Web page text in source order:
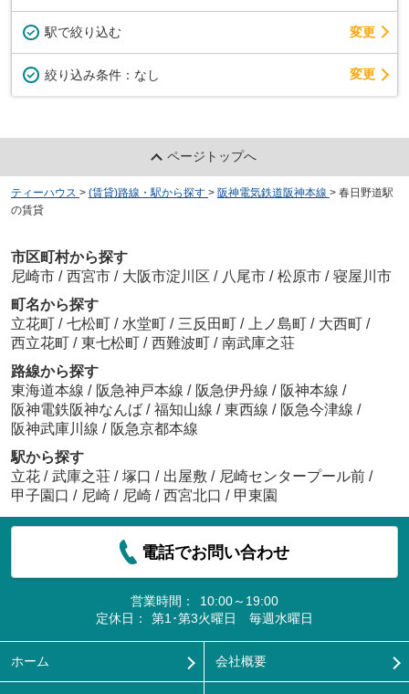
駅で絞り込む 変更
絞り込み条件： なし 変更
ページトップへ
ティーハウス > (賃貸)路線・駅から探す > 阪神電気鉄道阪神本線 > 春日野道駅
の賃貸
市区町村から探す
尼崎市 / 西宮市 / 大阪市淀川区 / 八尾市 / 松原市 / 寝屋川市
町名から探す
立花町 / 七松町 / 水堂町 / 三反田町 / 上ノ島町 / 大西町 /
西立花町 / 東七松町 / 西難波町 / 南武庫之荘
路線から探す
東海道本線 / 阪急神戸本線 / 阪急伊丹線 / 阪神本線 /
阪神電鉄阪神なんば / 福知山線 / 東西線 / 阪急今津線 /
阪神武庫川線 / 阪急京都本線
駅から探す
立花 / 武庫之荘 / 塚口 / 出屋敷 / 尼崎センタープール前 /
甲子園口 / 尼崎 / 尼崎 / 西宮北口 / 甲東園
電話でお問い合わせ
営業時間：
10:00～19:00
定休日：
第1･第3火曜日 毎週水曜日
ホーム 会社概要